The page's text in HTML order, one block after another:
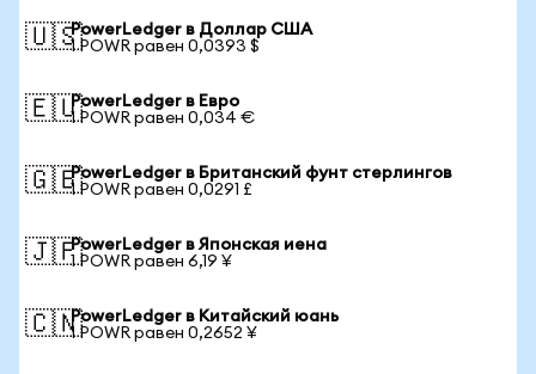
🇺🇸PowerLedger в Доллар США
1 POWR равен 0,0393 $
🇪🇺PowerLedger в Евро
1 POWR равен 0,034 €
🇬🇧PowerLedger в Британский фунт стерлингов
1 POWR равен 0,0291 £
🇯🇵PowerLedger в Японская иена
1 POWR равен 6,19 ¥
🇨🇳PowerLedger в Китайский юань
1 POWR равен 0,2652 ¥